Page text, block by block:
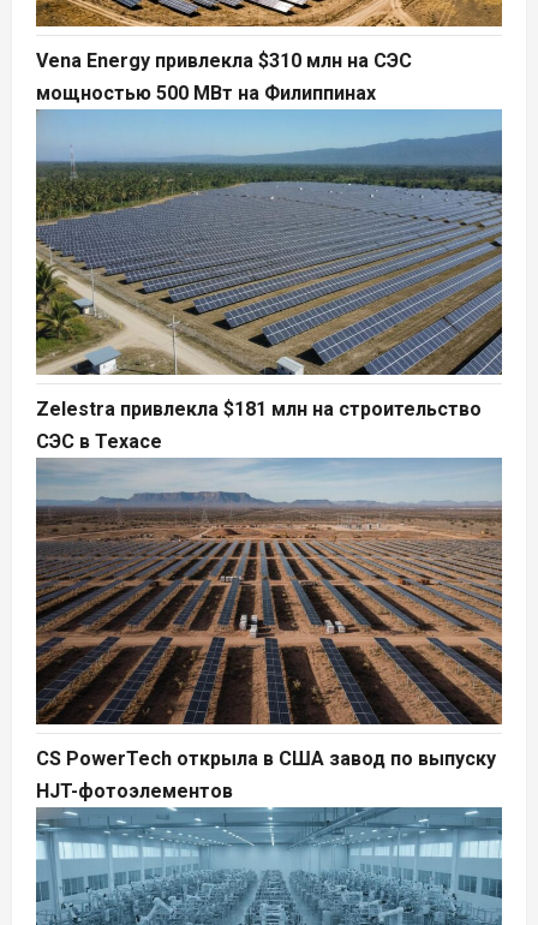
Vena Energy привлекла $310 млн на СЭС
мощностью 500 МВт на Филиппинах
Zelestra привлекла $181 млн на строительство
СЭС в Техасе
CS PowerTech открыла в США завод по выпуску
HJT-фотоэлементов